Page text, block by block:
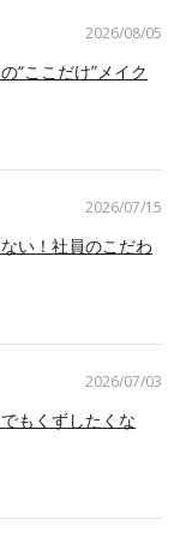
“ここだけ”メイク
2026/08/05
い！社員のこだわ
2026/07/15
もくずしたくな
2026/07/03